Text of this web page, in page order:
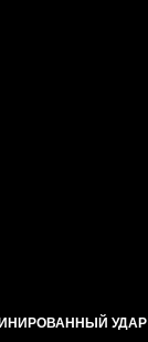
УДАР